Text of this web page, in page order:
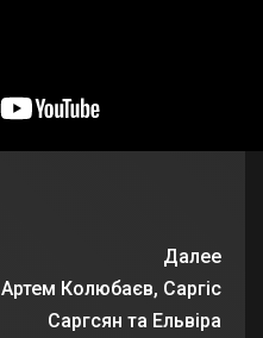
Далее
Артем Колюбаєв, Саргіс
Саргсян та Ельвіра